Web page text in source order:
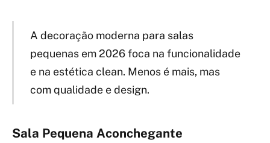
A decoração moderna para salas
pequenas em 2026 foca na funcionalidade
e na estética clean. Menos é mais, mas
com qualidade e design.
Sala Pequena Aconchegante